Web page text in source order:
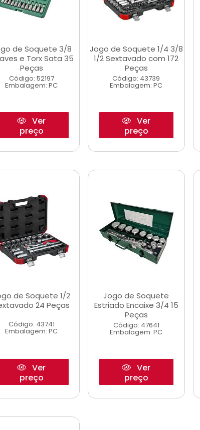
de Soquete 3/8
e Torx Sata 35
Peças
Código: 52197
Embalagem: PC
Ver
preço
Jogo de Soquete 1/4 3/8
1/2 Sextavado com 172
Peças
Código: 43739
Embalagem: PC
Ver
preço
de Soquete 1/2
24 Peças
Código: 43741
Embalagem: PC
Ver
preço
Jogo de Soquete
Estriado Encaixe 3/4 15
Peças
Código: 47641
Embalagem: PC
Ver
preço